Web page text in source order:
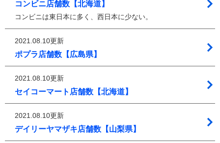
コンビニ店舗数【北海道】
コンビニは東日本に多く、西日本に少ない。
2021.08.10更新
ポプラ店舗数【広島県】
2021.08.10更新
セイコーマート店舗数【北海道】
2021.08.10更新
デイリーヤマザキ店舗数【山梨県】